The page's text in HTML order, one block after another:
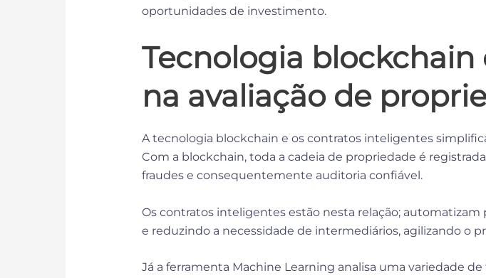
oportunidades de investimento.
Tecnologia
na avaliação de
A tecnologia blockchain e os contratos inteligentes
Com a blockchain, toda a cadeia de propriedade é
fraudes e consequentemente auditoria confiável.
Os contratos inteligentes estão nesta relação;
e reduzindo a necessidade de intermediários, agilizando o
Já a ferramenta Machine Learning analisa uma variedade